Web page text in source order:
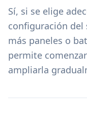
Sí, si se elige
configuración del
más paneles o
permite
ampliarla